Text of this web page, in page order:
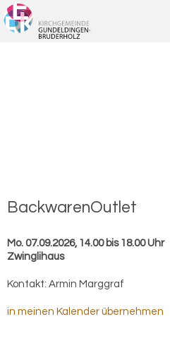
Back­wa­re­nOut­let
Mo. 07.09.2026, 14.00 bis 18.00 Uhr
Zwinglihaus
Kontakt: Armin Marggraf
in meinen Kalender übernehmen